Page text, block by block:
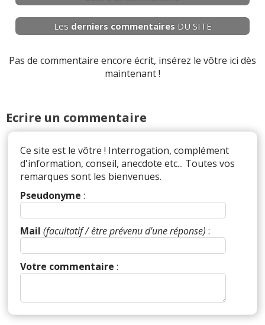
Les derniers commentaires DU SITE
Pas de commentaire encore écrit, insérez le vôtre ici dès
maintenant !
Ecrire un commentaire
Ce site est le vôtre ! Interrogation, complément
d'information, conseil, anecdote etc... Toutes vos
remarques sont les bienvenues.
Pseudonyme :
Mail (facultatif / être prévenu d'une réponse) :
Votre commentaire :